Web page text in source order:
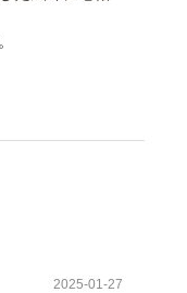
2025-01-27